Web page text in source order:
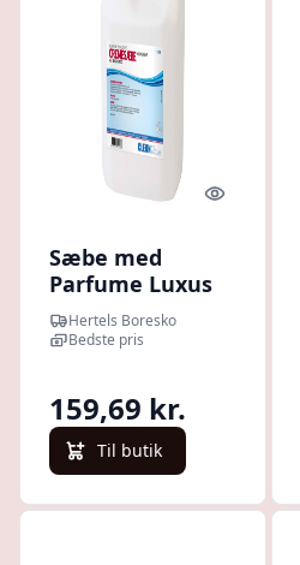
Quick look
Sæbe med
Parfume Luxus
Cleanline 5 Liter
Hertels Boresko
Bedste pris
159,69 kr.
Til butik